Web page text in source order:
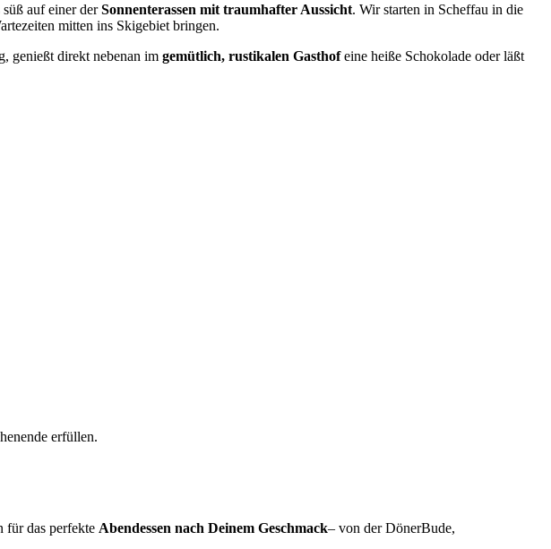
auf einer derSonnenterassen mit traumhafter Aussicht. Wir starten in Scheffau in die
mitten ins Skigebiet bringen.
genießt direkt nebenan im gemütlich, rustikalen Gasthofeine heiße Schokolade oder läßt
erfüllen.
für das perfekte Abendessen nach Deinem Geschmack– von der DönerBude,